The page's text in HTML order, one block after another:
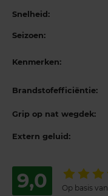
Snelheid:
Seizoen:
Kenmerken:
Brandstofefficiëntie:
Grip op nat wegdek:
Extern geluid:
9,0 Op basis van